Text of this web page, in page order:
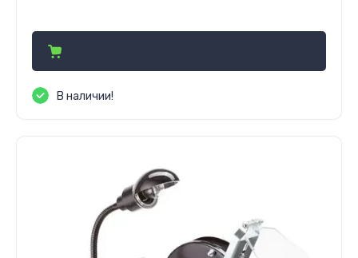
В наличии!